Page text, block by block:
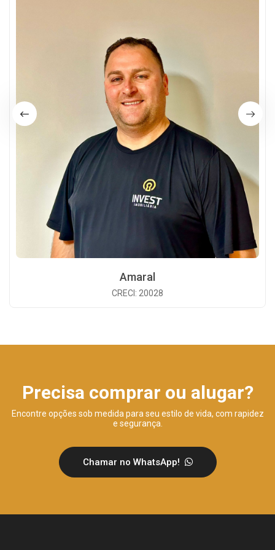
Amaral
CRECI: 20028
Precisa comprar ou alugar?
Encontre opções sob medida para seu estilo de vida, com rapidez
e segurança.
Chamar no WhatsApp!